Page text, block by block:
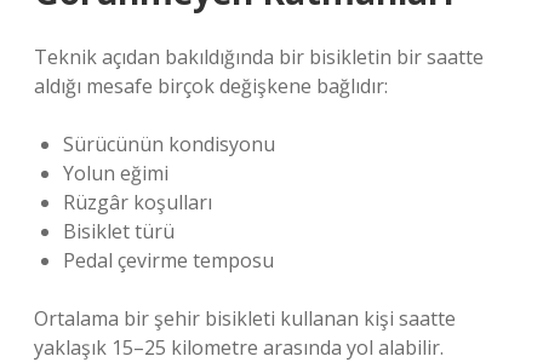
Teknik açıdan bakıldığında bir bisikletin bir saatte
aldığı mesafe birçok değişkene bağlıdır:
Sürücünün kondisyonu
Yolun eğimi
Rüzgâr koşulları
Bisiklet türü
Pedal çevirme temposu
Ortalama bir şehir bisikleti kullanan kişi saatte
yaklaşık 15–25 kilometre arasında yol alabilir.